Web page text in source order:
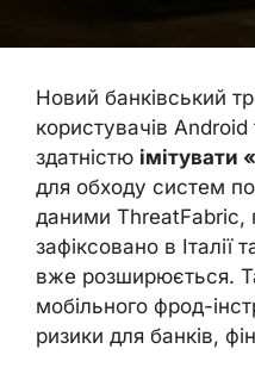
Новий банківський
користувачів Android
здатністю імітувати
для обходу систем
даними ThreatFabric,
зафіксовано в Італії
вже розширюється.
мобільного фрод-
ризики для банків,